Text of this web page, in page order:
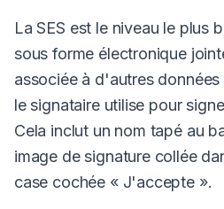
La SES est le niveau le plus
sous forme électronique
associée à d'autres
le signataire utilise pour
Cela inclut un nom tapé au
image de signature collée
case cochée « J'accepte ».